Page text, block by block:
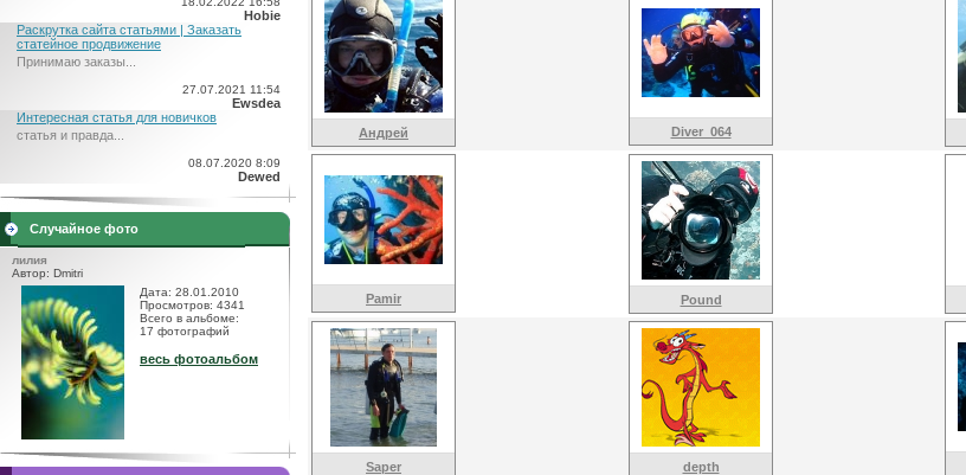
Hobie
Раскрутка сайта статьями | Заказать
статейное продвижение
Принимаю заказы...
27.07.2021 11:54
Ewsdea
Интересная статья для новичков
статья и правда...
08.07.2020 8:09
Dewed
Случайное фото
лилия
Автор: Dmitri
Дата: 28.01.2010
Просмотров: 4341
Всего в альбоме:
17 фотографий
весь фотоальбом
Андрей Diver_064
Pamir Pound
Saper depth